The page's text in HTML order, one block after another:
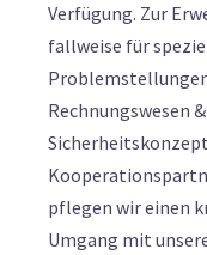
Verfügung. Zur
fallweise für
Rechnungswesen
pflegen wir einen
Umgang mit